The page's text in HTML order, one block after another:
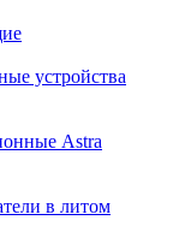
устройства
Astra
в литом